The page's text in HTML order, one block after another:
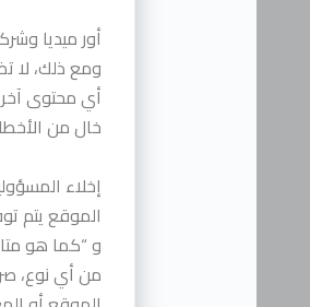
أور ميديا
ومع ذلك، لا
أي محتوى
خال من
إخلاء
الموقع يتم
و “كما هو
من أي نوع،